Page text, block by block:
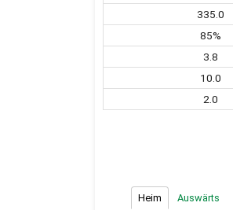
335.0
85%
3.8
10.0
2.0
Heim Auswärts